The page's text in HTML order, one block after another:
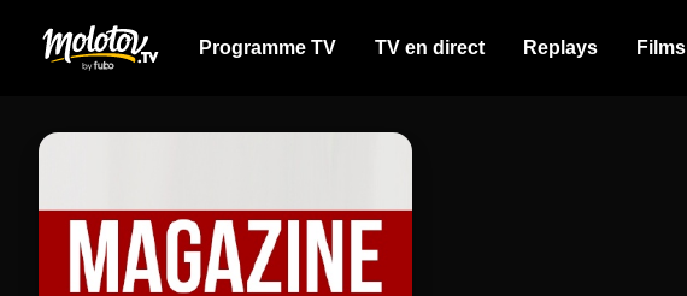
Programme TV TV en direct Replays Films